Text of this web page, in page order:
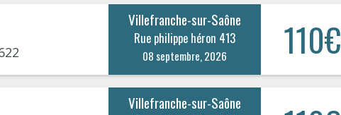
Villefranche-sur-Saône
Rue philippe héron 413
08 septembre, 2026 110€
Villefranche-sur-Saône